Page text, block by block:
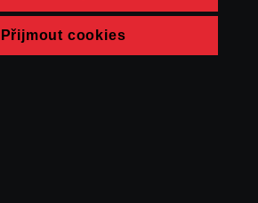
Přijmout cookies